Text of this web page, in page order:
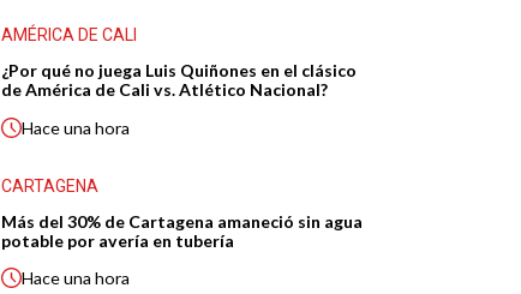
AMÉRICA DE CALI
¿Por qué no juega Luis Quiñones en el clásico
de América de Cali vs. Atlético Nacional?
Haceuna hora
CARTAGENA
Más del 30% de Cartagena amaneció sin agua
potable por avería en tubería
Haceuna hora